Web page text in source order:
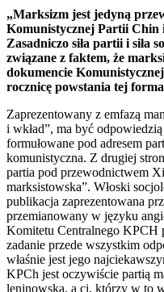
„Marksizm jest jedyną
Komunistycznej Partii Chin
Zasadniczo siła partii i siła
związane z faktem, że
dokumencie
rocznicę powstania tej
Zaprezentowany z emfazą
i wkład”, ma być
formułowane pod adresem
komunistyczna. Z drugiej
partia pod przewodnictwem
marksistowska”. Włoski
publikacja zaprezentowana
przemianowany w języku
Komitetu Centralnego KPCH
zadanie przede wszystkim
właśnie jest jego
KPCh jest oczywiście partią
leninowską, a ci, którzy w to